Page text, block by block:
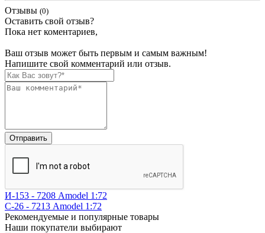
Отзывы (0)
Оставить свой отзыв?
Пока нет коментариев,
Ваш отзыв может быть первым и самым важным!
Напишите свой комментарий или отзыв.
И-153 - 7208 Amodel 1:72
С-26 - 7213 Amodel 1:72
Рекомендуемые и популярные товары
Наши покупатели выбирают